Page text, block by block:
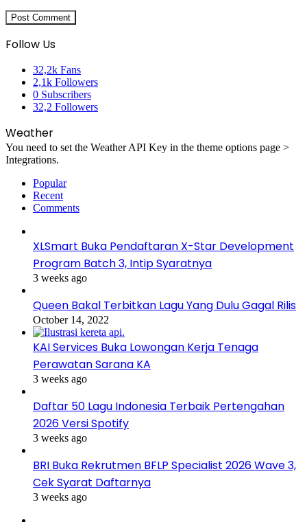
Follow Us
32,2k Fans
2,1k Followers
0 Subscribers
32,2 Followers
Weather
You need to set the Weather API Key in the theme options page >
Integrations.
Popular
Recent
Comments
XLSmart Buka Pendaftaran X-Star Development
Program Batch 3, Intip Syaratnya
3 weeks ago
Queen Bakal Terbitkan Lagu Yang Dulu Gagal Rilis
October 14, 2022
KAI Services Buka Lowongan Kerja Tenaga
Perawatan Sarana KA
3 weeks ago
Daftar 50 Lagu Indonesia Terbaik Pertengahan
2026 Versi Spotify
3 weeks ago
BRI Buka Rekrutmen BFLP Specialist 2026 Wave 3,
Cek Syarat Daftarnya
3 weeks ago